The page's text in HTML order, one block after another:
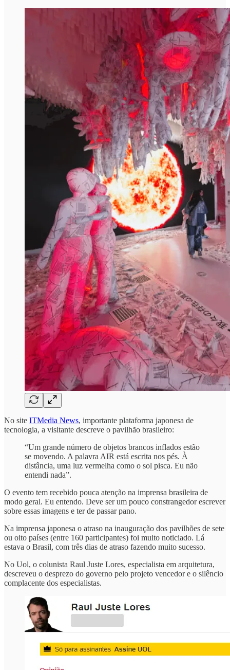
No site ITMedia News, importante plataforma japonesa de
tecnologia, a visitante descreve o pavilhão brasileiro:
“Um grande número de objetos brancos inflados estão
se movendo. A palavra AIR está escrita nos pés. À
distância, uma luz vermelha como o sol pisca. Eu não
entendi nada”.
O evento tem recebido pouca atenção na imprensa brasileira de
modo geral. Eu entendo. Deve ser um pouco constrangedor escrever
sobre essas imagens e ter de passar pano.
Na imprensa japonesa o atraso na inauguração dos pavilhões de sete
ou oito países (entre 160 participantes) foi muito noticiado. Lá
estava o Brasil, com três dias de atraso fazendo muito sucesso.
No Uol, o colunista Raul Juste Lores, especialista em arquitetura,
descreveu o desprezo do governo pelo projeto vencedor e o silêncio
complacente dos especialistas.